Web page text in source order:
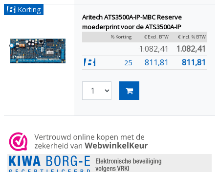
Korting
Aritech ATS3500A-IP-MBC Reserve
moederprint voor de ATS3500A-IP
% Korting € Excl. BTW € Incl. % BTW
1.082,41 1.082,41
25 811,81 811,81